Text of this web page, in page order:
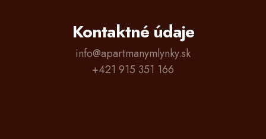
Kontaktné údaje
info@apartmanymlynky.sk
+421 915 351 166